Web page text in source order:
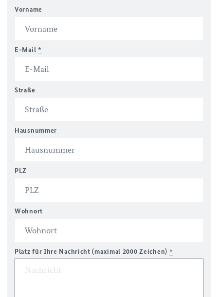
Vorname
E-Mail *
Straße
Hausnummer
PLZ
Wohnort
Platz für Ihre Nachricht (maximal 2000 Zeichen) *